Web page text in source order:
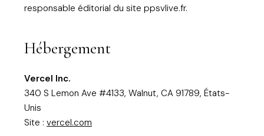
responsable éditorial du site ppsvlive.fr.
Hébergement
Vercel Inc.
340 S Lemon Ave #4133, Walnut, CA 91789, États-
Unis
Site : vercel.com